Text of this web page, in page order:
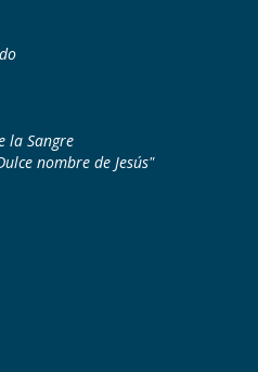
la Sangre
nombre de Jesús"